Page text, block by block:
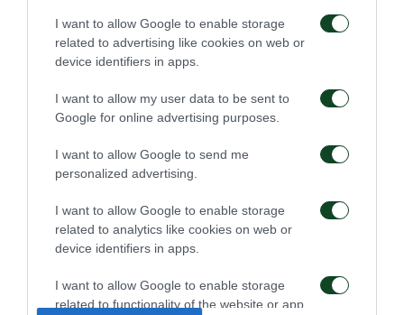
I want to allow Google to enable storage
related to advertising like cookies on web or
device identifiers in apps.
I want to allow my user data to be sent to
Google for online advertising purposes.
I want to allow Google to send me
personalized advertising.
I want to allow Google to enable storage
related to analytics like cookies on web or
device identifiers in apps.
I want to allow Google to enable storage
related to functionality of the website or app.
05/08/2026 03/08/2026
Τα εισιτήρια για τον
αγώνα ΤΣΣΚΑ 1948 –
Παναθηναϊκός
03/08/2026
παραμονής του αγώνα
Παναθηναϊκός – ΤΣΣΚΑ
1948